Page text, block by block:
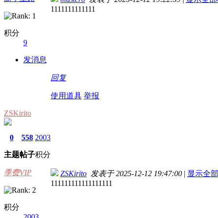
积分
9
发消息
1111111111111
回复
使用道具 举报
ZSKirito
0
主题
558
帖子
2003
积分
季费VIP
积分
ZSKirito 发表于 2025-12-12 19:47:00 | 显示全
111111111111111111